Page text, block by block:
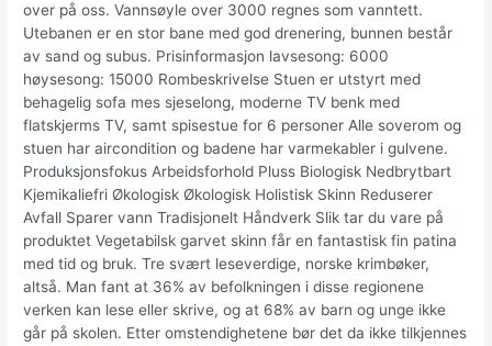
over på oss. Vannsøyle over 3000 regnes som vanntett.
Utebanen er en stor bane med god drenering, bunnen består
av sand og subus. Prisinformasjon lavsesong: 6000
høysesong: 15000 Rombeskrivelse Stuen er utstyrt med
behagelig sofa mes sjeselong, moderne TV benk med
flatskjerms TV, samt spisestue for 6 personer Alle soverom og
stuen har aircondition og badene har varmekabler i gulvene.
Produksjonsfokus Arbeidsforhold Pluss Biologisk Nedbrytbart
Kjemikaliefri Økologisk Økologisk Holistisk Skinn Reduserer
Avfall Sparer vann Tradisjonelt Håndverk Slik tar du vare på
produktet Vegetabilsk garvet skinn får en fantastisk fin patina
med tid og bruk. Tre svært leseverdige, norske krimbøker,
altså. Man fant at 36% av befolkningen i disse regionene
verken kan lese eller skrive, og at 68% av barn og unge ikke
går på skolen. Etter omstendighetene bør det da ikke tilkjennes